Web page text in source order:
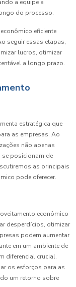
a equipe a
do processo.
eficiente
seguir essas etapas,
lucros, otimizar
a longo prazo.
estratégica que
as empresas. Ao
não apenas
se posicionam de
as principais
pode oferecer.
econômico
desperdícios, otimizar
podem aumentar
em um ambiente de
diferencial crucial.
os esforços para as
um retorno sobre